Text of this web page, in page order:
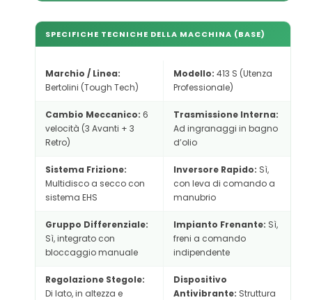
SPECIFICHE TECNICHE DELLA MACCHINA (BASE)
Marchio / Linea:
Bertolini (Tough Tech)
Modello: 413 S (Utenza
Professionale)
Cambio Meccanico: 6
velocità (3 Avanti + 3
Retro)
Trasmissione Interna:
Ad ingranaggi in bagno
d’olio
Sistema Frizione:
Multidisco a secco con
sistema EHS
Inversore Rapido: Sì,
con leva di comando a
manubrio
Gruppo Differenziale:
Sì, integrato con
bloccaggio manuale
Impianto Frenante: Sì,
freni a comando
indipendente
Regolazione Stegole:
Di lato, in altezza e
Dispositivo
Antivibrante: Struttura